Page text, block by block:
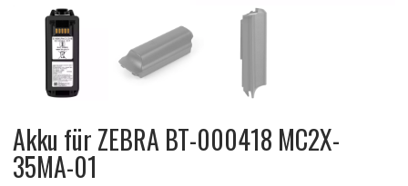
Akku für ZEBRA BT-000418 MC2X-
35MA-01